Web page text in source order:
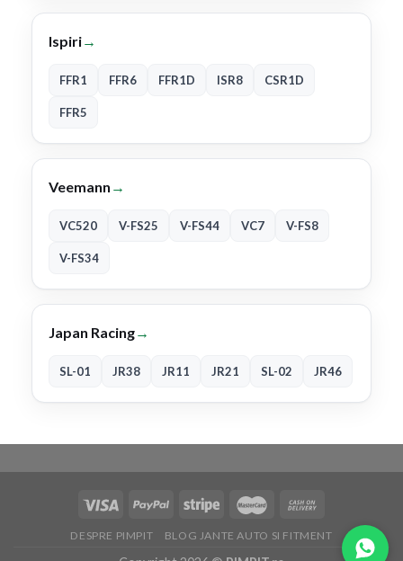
Ispiri→
FFR1 FFR6 FFR1D ISR8 CSR1D
FFR5
Veemann →
VC520 V-FS25 V-FS44 VC7 V-FS8
V-FS34
Japan Racing→
SL-01 JR38 JR11 JR21 SL-02 JR46
DESPRE PIMPIT BLOG JANTE AUTO SI FITMENT